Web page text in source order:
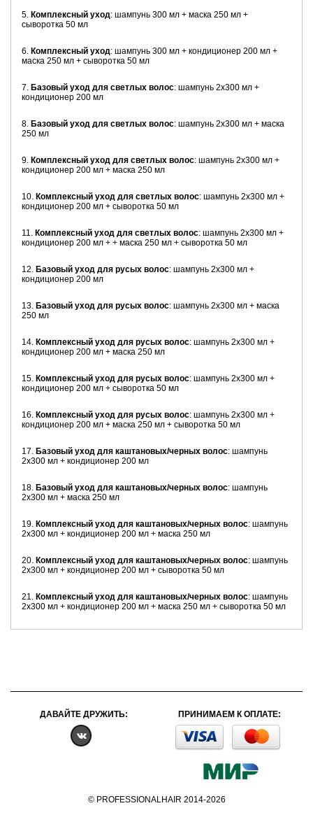
5. Комплексный уход: шампунь 300 мл + маска 250 мл +
сыворотка 50 мл
6. Комплексный уход: шампунь 300 мл + кондиционер 200 мл +
маска 250 мл + сыворотка 50 мл
7. Базовый уход для светлых волос: шампунь 2х300 мл +
кондиционер 200 мл
8. Базовый уход для светлых волос: шампунь 2х300 мл + маска
250 мл
9. Комплексный уход для светлых волос: шампунь 2х300 мл +
кондиционер 200 мл + маска 250 мл
10. Комплексный уход для светлых волос: шампунь 2х300 мл +
кондиционер 200 мл + сыворотка 50 мл
11. Комплексный уход для светлых волос: шампунь 2х300 мл +
кондиционер 200 мл + + маска 250 мл + сыворотка 50 мл
12. Базовый уход для русых волос: шампунь 2х300 мл +
кондиционер 200 мл
13. Базовый уход для русых волос: шампунь 2х300 мл + маска
250 мл
14. Комплексный уход для русых волос: шампунь 2х300 мл +
кондиционер 200 мл + маска 250 мл
15. Комплексный уход для русых волос: шампунь 2х300 мл +
кондиционер 200 мл + сыворотка 50 мл
16. Комплексный уход для русых волос: шампунь 2х300 мл +
кондиционер 200 мл + маска 250 мл + сыворотка 50 мл
17. Базовый уход для каштановых/черных волос: шампунь
2х300 мл + кондиционер 200 мл
18. Базовый уход для каштановых/черных волос: шампунь
2х300 мл + маска 250 мл
19. Комплексный уход для каштановых/черных волос: шампунь
2х300 мл + кондиционер 200 мл + маска 250 мл
20. Комплексный уход для каштановых/черных волос: шампунь
2х300 мл + кондиционер 200 мл + сыворотка 50 мл
21. Комплексный уход для каштановых/черных волос: шампунь
2х300 мл + кондиционер 200 мл + маска 250 мл + сыворотка 50 мл
ДАВАЙТЕ ДРУЖИТЬ: ПРИНИМАЕМ К ОПЛАТЕ:
© PROFESSIONALHAIR 2014-2026